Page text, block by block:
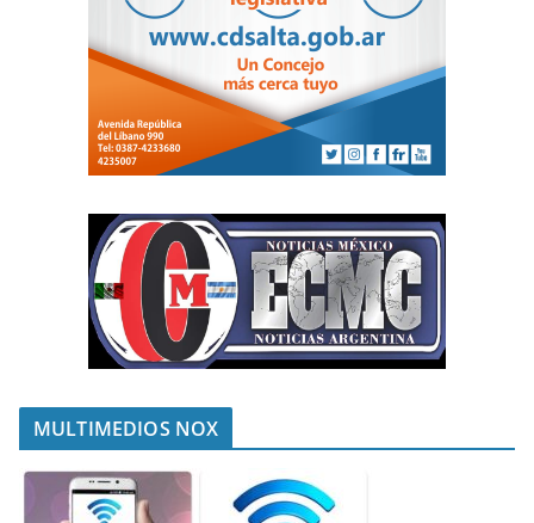
MULTIMEDIOS NOX